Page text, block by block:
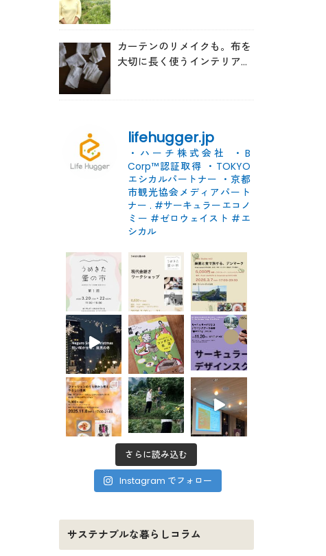
カーテンのリメイクも。布を
大切に長く使うインテリアの
lifehugger.jp
・ハーチ株式会社
・B
Corp™認証取得 ・TOKYO
エシカルパートナー ・京都
市観光協会メディアパート
ナー . #サーキュラーエコノ
ミー #ゼロウェイスト #エ
シカル
さらに読み込む
Instagram でフォロー
サステナブルな暮らしコラム